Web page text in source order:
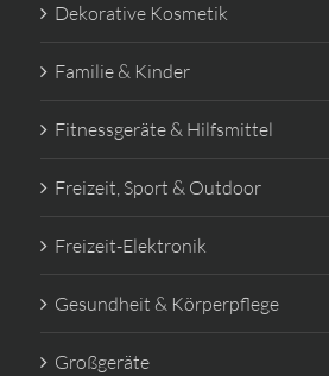
Dekorative Kosmetik
Familie & Kinder
Fitnessgeräte & Hilfsmittel
Freizeit, Sport & Outdoor
Freizeit-Elektronik
Gesundheit & Körperpflege
Großgeräte